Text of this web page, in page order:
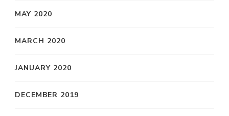
MAY 2020
MARCH 2020
JANUARY 2020
DECEMBER 2019